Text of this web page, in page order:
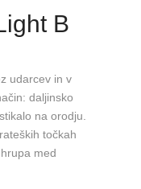
B
udarcev in v
daljinsko
na orodju.
točkah
med